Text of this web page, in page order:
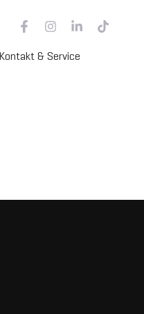
Kontakt & Service